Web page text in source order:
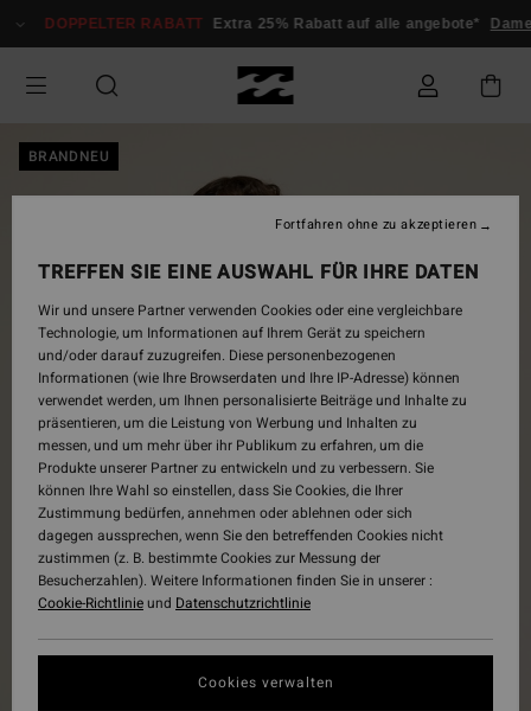
zur
springen
DOPPELTER RABATT Extra 25% Rabatt auf alle angebote* Damen
BRANDNEU
TREFFEN SIE EINE AUSWAHL FÜR IHRE DATEN
Wir und unsere Partner verwenden Cookies oder eine vergleichbare
Technologie, um Informationen auf Ihrem Gerät zu speichern
und/oder darauf zuzugreifen. Diese personenbezogenen
Informationen (wie Ihre Browserdaten und Ihre IP-Adresse) können
verwendet werden, um Ihnen personalisierte Beiträge und Inhalte zu
präsentieren, um die Leistung von Werbung und Inhalten zu
messen, und um mehr über ihr Publikum zu erfahren, um die
Produkte unserer Partner zu entwickeln und zu verbessern. Sie
können Ihre Wahl so einstellen, dass Sie Cookies, die Ihrer
Zustimmung bedürfen, annehmen oder ablehnen oder sich
dagegen aussprechen, wenn Sie den betreffenden Cookies nicht
zustimmen (z. B. bestimmte Cookies zur Messung der
Besucherzahlen). Weitere Informationen finden Sie in unserer :
Cookie-Richtlinieund Datenschutzrichtlinie
Cookies verwalten
Fortfahren ohne zu akzeptieren